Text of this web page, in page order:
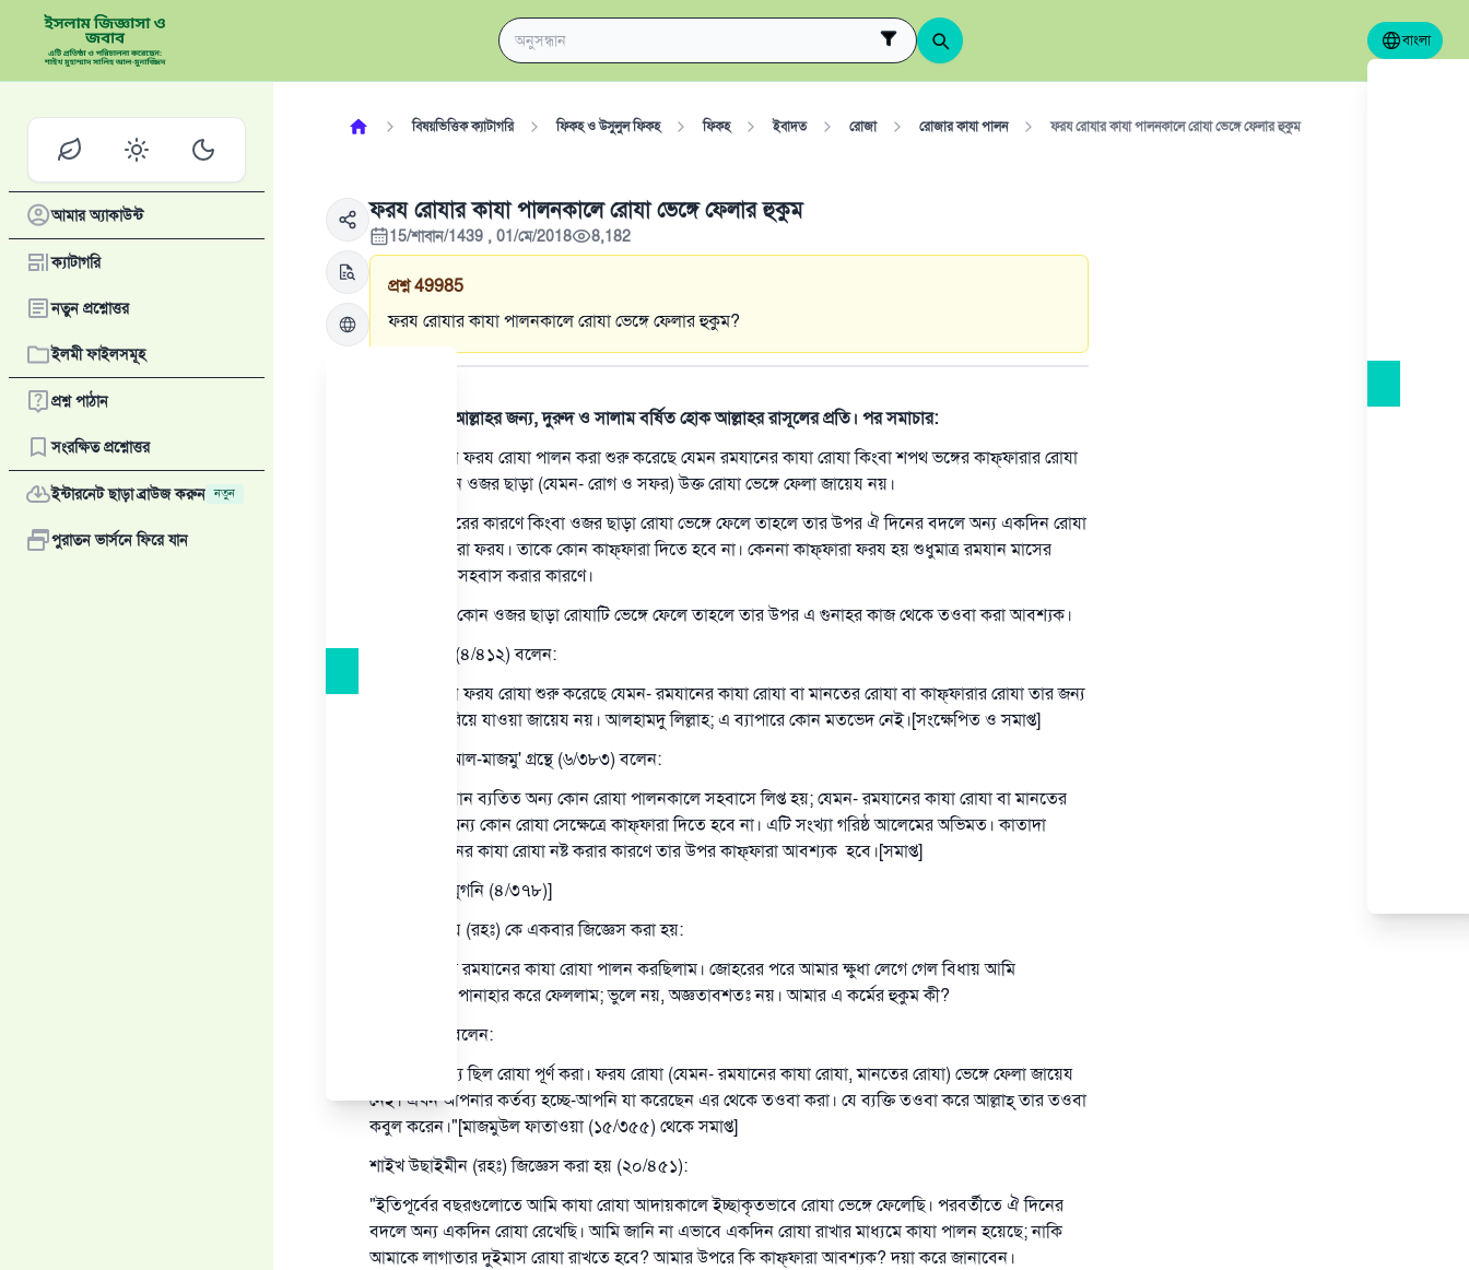
বাংলা
আমার অ্যাকাউন্ট
ক্যাটাগরি
নতুন প্রশ্নোত্তর
ইলমী ফাইলসমূহ
প্রশ্ন পাঠান
সংরক্ষিত প্রশ্নোত্তর
ইন্টারনেট ছাড়া ব্রাউজ করুন নতুন
পুরাতন ভার্সনে ফিরে যান
বিষয়ভিত্তিক ক্যাটাগরি ফিকহ ও উসুলুল ফিকহ ফিকহ ইবাদত রোজা রোজার কাযা পালন ফরয রোযার কাযা পালনকালে রোযা ভেঙ্গে ফেলার হুকুম
ফরয রোযার কাযা পালনকালে রোযা ভেঙ্গে ফেলার হুকুম
15/শাবান/1439 , 01/মে/2018 8,182
প্রশ্ন 49985
ফরয রোযার কাযা পালনকালে রোযা ভেঙ্গে ফেলার হুকুম?
সমস্ত প্রশংসা আল্লাহর জন্য, দুরুদ ও সালাম বর্ষিত হোক আল্লাহর রাসূলের প্রতি। পর সমাচার:
যে ব্যক্তি কোন ফরয রোযা পালন করা শুরু করেছে যেমন রমযানের কাযা রোযা কিংবা শপথ ভঙ্গের কাফ্‌ফারার রোযা
তার জন্য কোন ওজর ছাড়া (যেমন- রোগ ও সফর) উক্ত রোযা ভেঙ্গে ফেলা জায়েয নয়।
যদি কেউ ওজরের কারণে কিংবা ওজর ছাড়া রোযা ভেঙ্গে ফেলে তাহলে তার উপর ঐ দিনের বদলে অন্য একদিন রোযা
কাযা পালন করা ফরয। তাকে কোন কাফ্‌ফারা দিতে হবে না। কেননা কাফ্‌ফারা ফরয হয় শুধুমাত্র রমযান মাসের
দিনের বেলায় সহবাস করার কারণে।
যদি সে ব্যক্তি কোন ওজর ছাড়া রোযাটি ভেঙ্গে ফেলে তাহলে তার উপর এ গুনাহর কাজ থেকে তওবা করা আবশ্যক।
ইবনে কুদামা (৪/৪১২) বলেন:
যে ব্যক্তি কোন ফরয রোযা শুরু করেছে যেমন- রমযানের কাযা রোযা বা মানতের রোযা বা কাফ্‌ফারার রোযা তার জন্য
এর থেকে বেরিয়ে যাওয়া জায়েয নয়। আলহামদু লিল্লাহ; এ ব্যাপারে কোন মতভেদ নেই।[সংক্ষেপিত ও সমাপ্ত]
ইমাম নববী 'আল-মাজমু' গ্রন্থে (৬/৩৮৩) বলেন:
কেউ যদি রমযান ব্যতিত অন্য কোন রোযা পালনকালে সহবাসে লিপ্ত হয়; যেমন- রমযানের কাযা রোযা বা মানতের
রোযা কিংবা অন্য কোন রোযা সেক্ষেত্রে কাফ্‌ফারা দিতে হবে না। এটি সংখ্যা গরিষ্ঠ আলেমের অভিমত। কাতাদা
বলেন: রমযানের কাযা রোযা নষ্ট করার কারণে তার উপর কাফ্‌ফারা আবশ্যক হবে।[সমাপ্ত]
[দেখুন: আল-মুগনি (৪/৩৭৮)]
শাইখ বিন বায (রহঃ) কে একবার জিজ্ঞেস করা হয়:
"একবার আমি রমযানের কাযা রোযা পালন করছিলাম। জোহরের পরে আমার ক্ষুধা লেগে গেল বিধায় আমি
ইচ্ছাকৃতভাবে পানাহার করে ফেললাম; ভুলে নয়, অজ্ঞতাবশতঃ নয়। আমার এ কর্মের হুকুম কী?
জবাবে তিনি বলেন:
আপনার কর্তব্য ছিল রোযা পূর্ণ করা। ফরয রোযা (যেমন- রমযানের কাযা রোযা, মানতের রোযা) ভেঙ্গে ফেলা জায়েয
নেই। এখন আপনার কর্তব্য হচ্ছে-আপনি যা করেছেন এর থেকে তওবা করা। যে ব্যক্তি তওবা করে আল্লাহ্‌ তার তওবা
কবুল করেন।"[মাজমুউল ফাতাওয়া (১৫/৩৫৫) থেকে সমাপ্ত]
শাইখ উছাইমীন (রহঃ) জিজ্ঞেস করা হয় (২০/৪৫১):
"ইতিপূর্বের বছরগুলোতে আমি কাযা রোযা আদায়কালে ইচ্ছাকৃতভাবে রোযা ভেঙ্গে ফেলেছি। পরবর্তীতে ঐ দিনের
বদলে অন্য একদিন রোযা রেখেছি। আমি জানি না এভাবে একদিন রোযা রাখার মাধ্যমে কাযা পালন হয়েছে; নাকি
আমাকে লাগাতার দুইমাস রোযা রাখতে হবে? আমার উপরে কি কাফ্‌ফারা আবশ্যক? দয়া করে জানাবেন।
উত্তর নম্বর ১১০৮৪৫ একটি বিবাহ রক্ষা করেছিল।
উম্মাহকে উত্তর দিতে আমাদেরকে সহযোগিতা করুন
(সহিহ মুসলিম; ১৮৯৩)
এখনই শরীক হোন